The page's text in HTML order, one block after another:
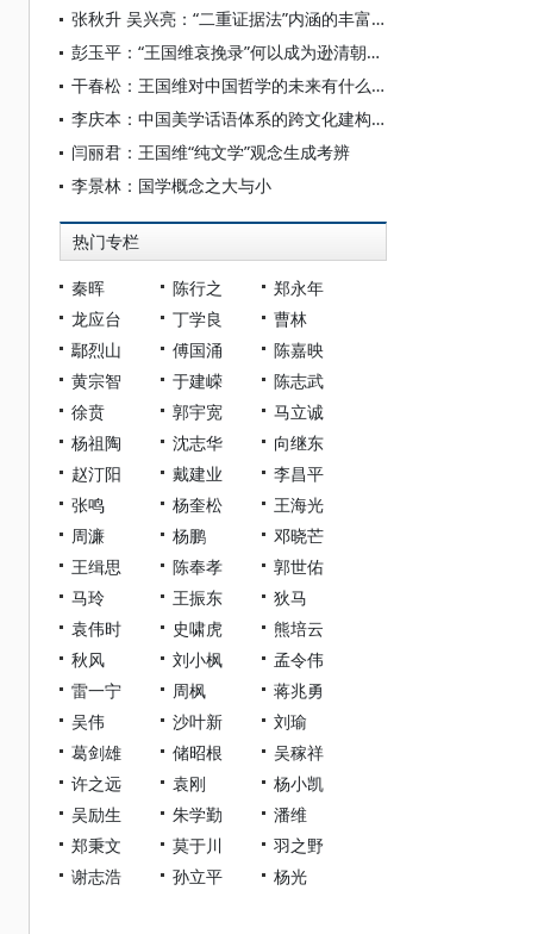
张秋升 吴兴亮：“二重证据法”内涵的丰富发展及其备受关注的原因探析
彭玉平：“王国维哀挽录”何以成为逊清朝廷的政治斗争实录？
干春松：王国维对中国哲学的未来有什么构想？
李庆本：中国美学话语体系的跨文化建构——谈王国维的悲剧论、意境说及古雅论
闫丽君：王国维“纯文学”观念生成考辨
李景林：国学概念之大与小
热门专栏
秦晖 陈行之
郑永年
龙应台
丁学良
曹林
鄢烈山
傅国涌
陈嘉映
黄宗智
于建嵘
陈志武
徐贲
郭宇宽
马立诚
杨祖陶
沈志华
向继东
赵汀阳
戴建业
李昌平
张鸣
杨奎松
王海光
周濂
杨鹏
邓晓芒
王缉思
陈奉孝
郭世佑
马玲
王振东
狄马
袁伟时
史啸虎
熊培云
秋风
刘小枫
孟令伟
雷一宁
周枫
蒋兆勇
吴伟
沙叶新
刘瑜
葛剑雄
储昭根
吴稼祥
许之远
袁刚
杨小凯
吴励生
朱学勤
潘维
郑秉文
莫于川
羽之野
谢志浩
孙立平 杨光